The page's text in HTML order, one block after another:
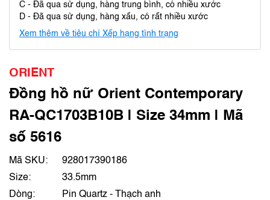
C - Đã qua sử dụng, hàng trung bình, có nhiều xước
D - Đã qua sử dụng, hàng xấu, có rất nhiều xước
Xem thêm về tiêu chí Xếp hạng tình trạng
ORIENT
Đồng hồ nữ Orient Contemporary
RA-QC1703B10B | Size 34mm | Mã
số 5616
Mã SKU:
928017390186
Size:
33.5mm
Dòng:
Pin Quartz - Thạch anh